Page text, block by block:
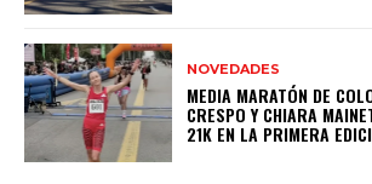
NOVEDADES
MEDIA MARATÓN DE
CRESPO Y CHIARA
21K EN LA PRIMERA